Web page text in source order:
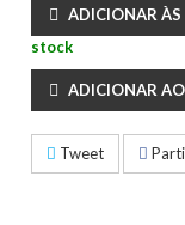
ADICIONAR ÀS
stock
ADICIONAR
Tweet